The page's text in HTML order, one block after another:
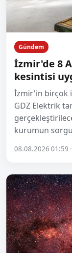
Gündem
İzmir'de 8
kesintisi
İzmir'in birçok
GDZ Elektrik
kurumun
08.08.2026 01:59